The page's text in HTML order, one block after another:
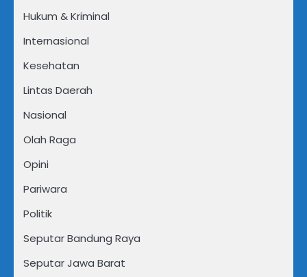
Hukum & Kriminal
Internasional
Kesehatan
Lintas Daerah
Nasional
Olah Raga
Opini
Pariwara
Politik
Seputar Bandung Raya
Seputar Jawa Barat